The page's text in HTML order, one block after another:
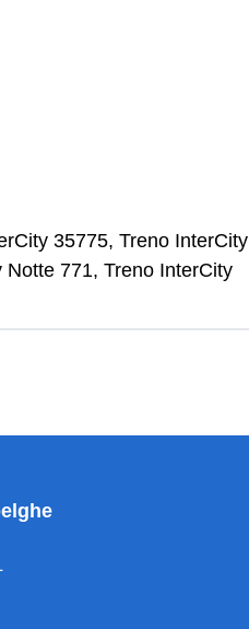
35775, Treno InterCity
771, Treno InterCity